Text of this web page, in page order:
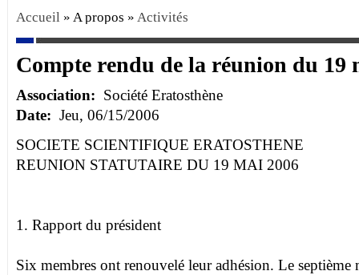
Accueil » A propos » Activités
Compte rendu de la réunion du 19
Association: Société Eratosthène
Date: Jeu, 06/15/2006
SOCIETE SCIENTIFIQUE ERATOSTHENE
REUNION STATUTAIRE DU 19 MAI 2006
1. Rapport du président
Six membres ont renouvelé leur adhésion. Le septième